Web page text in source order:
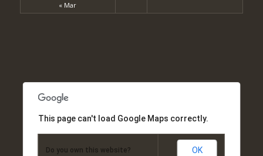
« Mar
This page can't load Google Maps correctly.
Do you own this website? OK